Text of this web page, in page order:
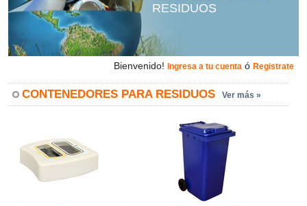
RESIDUOS
Bienvenido! Ingresa a tu cuenta ó Registrate
CONTENEDORES PARA RESIDUOS Ver más »